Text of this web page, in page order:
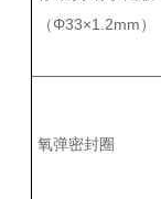
（Φ33×1.2mm）
氧弹密封圈